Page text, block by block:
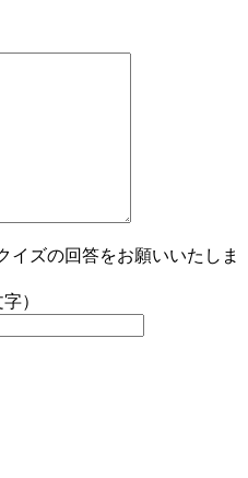
イズの回答をお願いいたしま
）